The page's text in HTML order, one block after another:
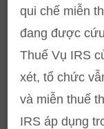
qui chế miễn
đang được
Thuế Vụ IRS
xét, tổ chức
và miễn thuế
IRS áp dụng